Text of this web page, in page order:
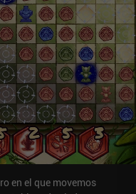
en el que movemos